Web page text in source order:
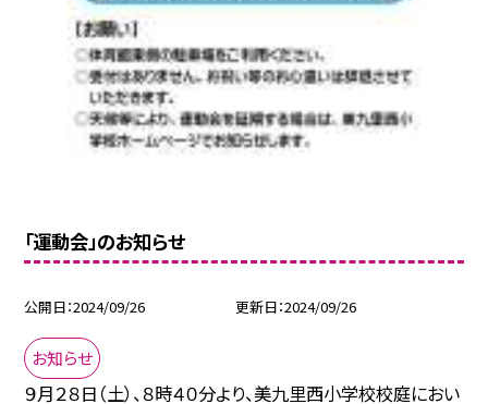
「運動会」のお知らせ
公開日 2024/09/26 更新日 2024/09/26
お知らせ
９月２８日（土）、８時４０分より、美九里西小学校校庭におい